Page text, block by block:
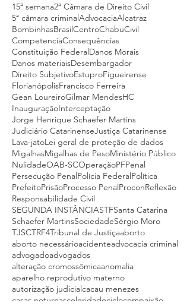
15ª semana2ª Câmara de Direito Civil
5ª câmara criminalAdvocaciaAlcatraz
BombinhasBrasilCentroChabuCivil
CompetenciaConsequências
Constituição FederalDanos Morais
Danos materiaisDesembargador
Direito SubjetivoEstuproFigueirense
FlorianópolisFrancisco Ferreira
Gean LoureiroGilmar MendesHC
InauguraçãoInterceptação
Jorge Henrique Schaefer Martins
Judiciário CatarinenseJustiça Catarinense
Lava-jatoLei geral de proteção de dados
MigalhasMigalhas de PesoMinistério Público
NulidadeOAB-SCOperaçãoPFPenal
Persecução PenalPolícia FederalPolítica
PrefeitoPrisãoProcesso PenalProconReflexão
Responsabilidade Civil
SEGUNDA INSTÂNCIASTFSanta Catarina
Schaefer MartinsSociedadeSérgio Moro
TJSCTRF4Tribunal de Justiçaaborto
aborto necessárioacidenteadvocacia criminal
advogadoadvogados
alteração cromossômicaanomalia
aparelho reprodutivo materno
autorização judicialcacau menezes
casas noturnasceleridadeciclocompaixão